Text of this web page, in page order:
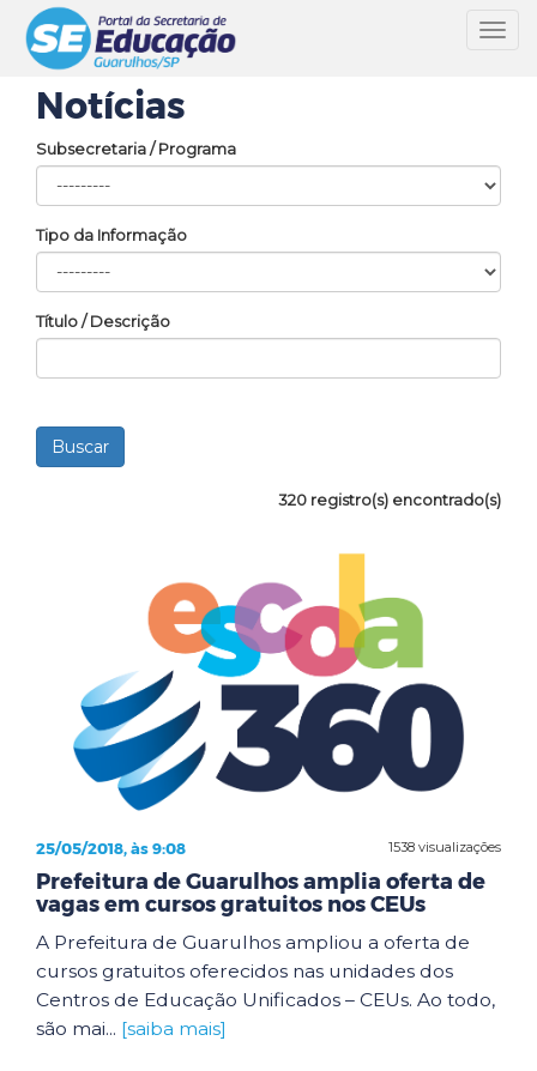
Notícias
Subsecretaria / Programa
Tipo da Informação
Título / Descrição
320 registro(s) encontrado(s)
1538 visualizações
25/05/2018, às 9:08
Prefeitura de Guarulhos amplia oferta de
vagas em cursos gratuitos nos CEUs
A Prefeitura de Guarulhos ampliou a oferta de
cursos gratuitos oferecidos nas unidades dos
Centros de Educação Unificados – CEUs. Ao todo,
são mai... [saiba mais]